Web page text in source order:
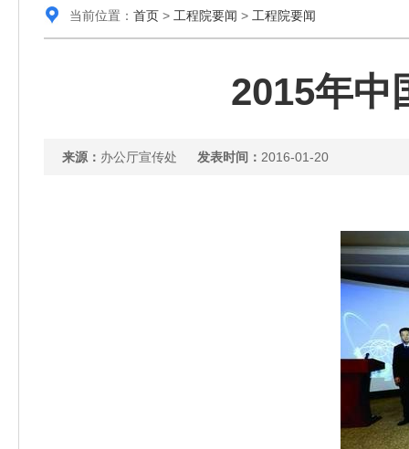
当前位置： 首页> 工程院要闻 > 工程院要闻
2015年中
来源： 办公厅宣传处 发表时间： 2016-01-20